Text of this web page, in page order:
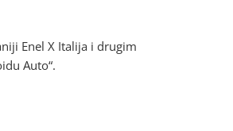
Enel X Italija i drugim
Auto“.